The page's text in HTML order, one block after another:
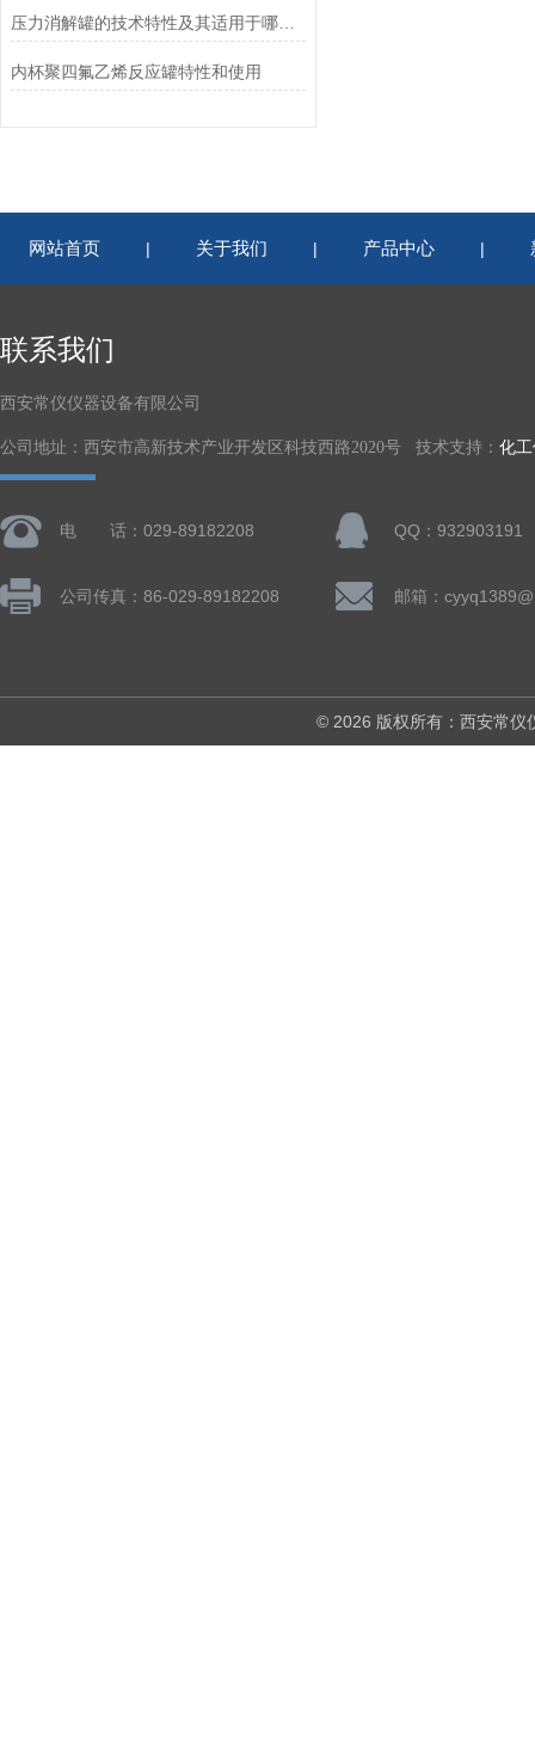
压力消解罐的技术特性及其适用于哪些方面
内杯聚四氟乙烯反应罐特性和使用
网站首页 | 关于我们 | 产品中心 |
联系我们
西安常仪仪器设备有限公司
公司地址：西安市高新技术产业开发区科技西路2020号 技术支持： 化
电 话：029-89182208 QQ：932903191
公司传真：86-029-89182208 邮箱：
© 2026 版权所有：西安常